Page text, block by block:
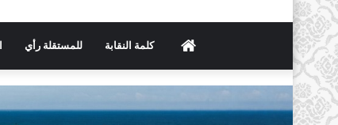
الرئيسيةكلمة النقابة للمستقلة رأي